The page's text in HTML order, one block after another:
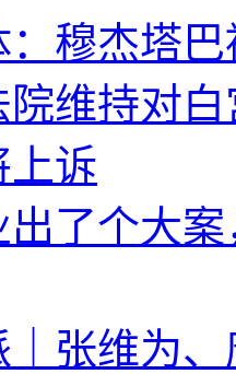
：穆杰塔
院维持对
上诉
了个大
张维为